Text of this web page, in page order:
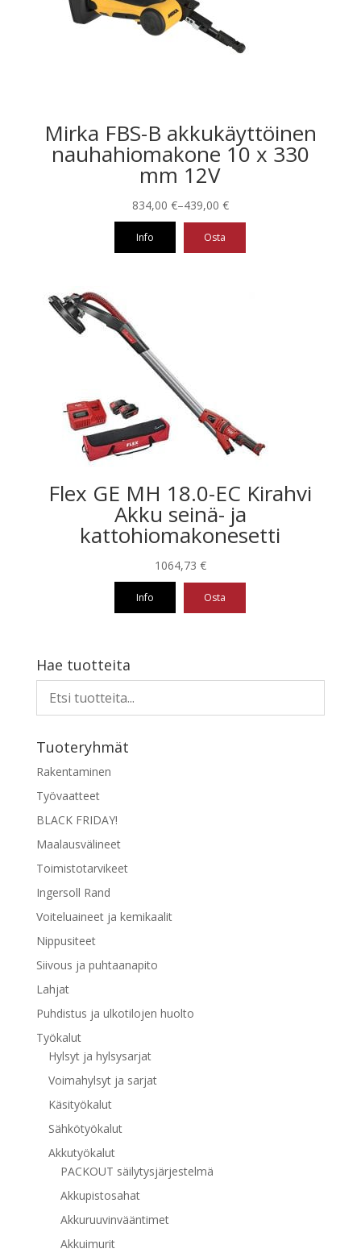
Mirka FBS-B akkukäyttöinen
nauhahiomakone 10 x 330
mm 12V
439,00 €
–
834,00 €Hintaluokka:
439,00 €
Info Osta
on
useampi
muunnelma.
tuotteen
sivulla.
Flex GE MH 18.0-EC Kirahvi
Akku seinä- ja
kattohiomakonesetti
1064,73 €
Info Osta
Hae tuotteita
Tuoteryhmät
Rakentaminen
Työvaatteet
BLACK FRIDAY!
Maalausvälineet
Toimistotarvikeet
Ingersoll Rand
Voiteluaineet ja kemikaalit
Nippusiteet
Siivous ja puhtaanapito
Lahjat
Puhdistus ja ulkotilojen huolto
Työkalut
Hylsyt ja hylsysarjat
Voimahylsyt ja sarjat
Käsityökalut
Sähkötyökalut
Akkutyökalut
PACKOUT säilytysjärjestelmä
Akkupistosahat
Akkuruuvinvääntimet
Akkuimurit